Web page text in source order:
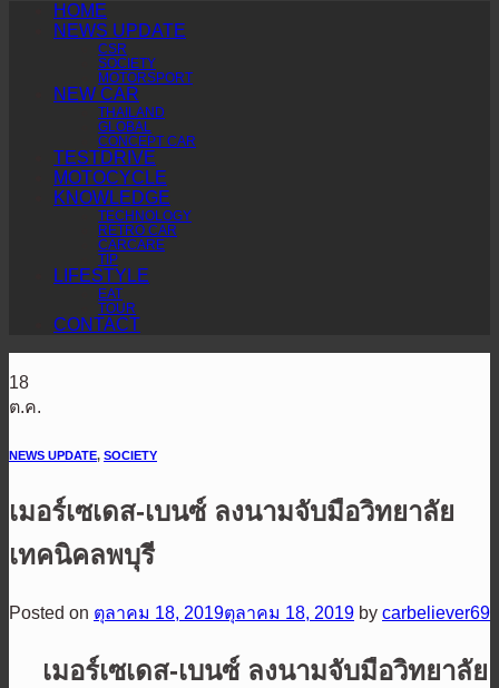
HOME
NEWS UPDATE
CSR
SOCIETY
MOTORSPORT
NEW CAR
THAILAND
GLOBAL
CONCEPT CAR
TESTDRIVE
MOTOCYCLE
KNOWLEDGE
TECHNOLOGY
RETRO CAR
CARCARE
TIP
LIFESTYLE
EAT
TOUR
CONTACT
18
ต.ค.
NEWS UPDATE, SOCIETY
เมอร์เซเดส-เบนซ์ ลงนามจับมือวิทยาลัย
เทคนิคลพบุรี
Posted on ตุลาคม 18, 2019ตุลาคม 18, 2019 by carbeliever69
เมอร์เซเดส-เบนซ์ ลงนามจับมือวิทยาลัย